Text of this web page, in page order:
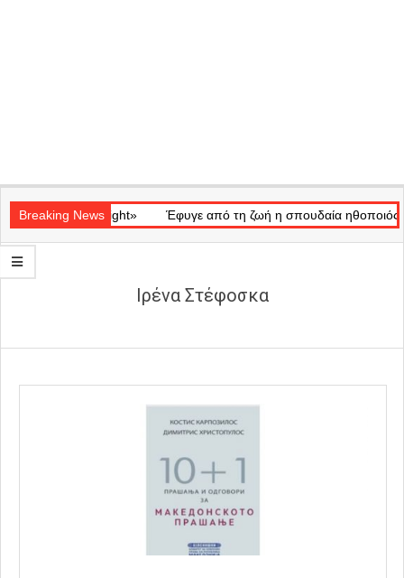
Navigation
Menu
Breaking News
«Ray of Light» Έφυγε από τη ζωή η σπουδαία ηθοποιός
Ιρένα Στέφοσκα